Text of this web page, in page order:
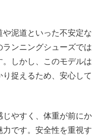
や泥道といった不安定な
ンニングシューズでは
しかし、このモデルは
捉えるため、安心して
やすく、体重が前にか
です。安全性を重視す